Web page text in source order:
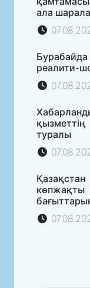
ала
реалити-
туралы